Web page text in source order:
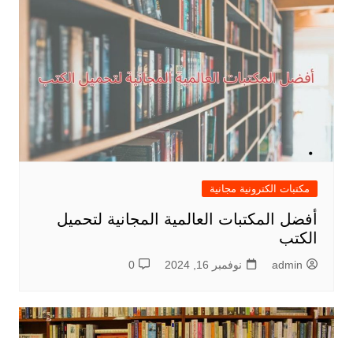
مكتبات الكترونية مجانية
أفضل المكتبات العالمية المجانية لتحميل
الكتب
admin نوفمبر 16, 2024 0